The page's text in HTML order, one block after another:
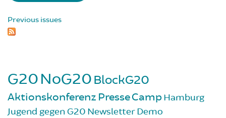
Previous issues
G20NoG20 BlockG20
Aktionskonferenz PresseCampHamburg
Jugend gegen G20 NewsletterDemo